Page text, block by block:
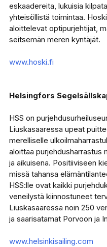
eskaadereita, lukuisia
yhteisöllistä toimintaa.
aloittelevat optipurjehtijat,
seitsemän meren kyntäjät.
www.hoski.fi
Helsingfors
HSS on
Liuskasaaressa upeat
merelliselle
aloittaa purjehdusharrastus
ja aikuisena. Positiiviseen
missä tahansa
HSS:lle ovat kaikki
veneilystä kiinnostuneet
Liuskasaaressa noin 250
ja saarisatamat Porvoon ja
www.helsinkisailing.com